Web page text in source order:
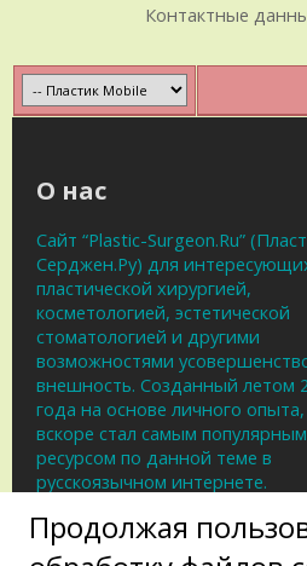
Продолжая
Контактные
О нас
Сайт “Plastic-Surgeon.Ru”
Серджен.Ру) для
пластической хирургией,
косметологией, эстетической
стоматологией и другими
возможностями
внешность. Созданный летом
года на основе личного опыта,
вскоре стал самым популярным
ресурсом по данной теме в
русскоязычном интернете.
Обратная связь